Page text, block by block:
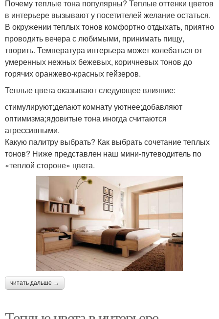
Почему теплые тона популярны? Теплые оттенки цветов
в интерьере вызывают у посетителей желание остаться.
В окружении теплых тонов комфортно отдыхать, приятно
проводить вечера с любимыми, принимать пищу,
творить. Температура интерьера может колебаться от
умеренных нежных бежевых, коричневых тонов до
горячих оранжево-красных гейзеров.
Теплые цвета оказывают следующее влияние:
стимулируют;делают комнату уютнее;добавляют
оптимизма;ядовитые тона иногда считаются
агрессивными.
Какую палитру выбрать? Как выбрать сочетание теплых
тонов? Ниже представлен наш мини-путеводитель по
«теплой стороне» цвета.
читать дальше →